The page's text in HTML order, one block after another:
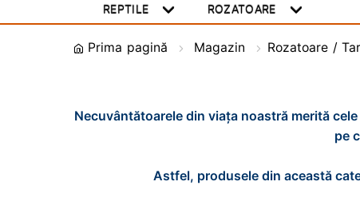
REPTILE ROZATOARE
Prima pagină Magazin Rozatoare /
Necuvântătoarele din viața noastră merită
pe
Astfel, produsele din această